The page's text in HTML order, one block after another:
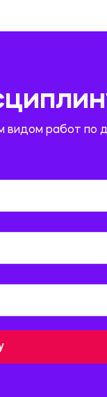
видом работ по